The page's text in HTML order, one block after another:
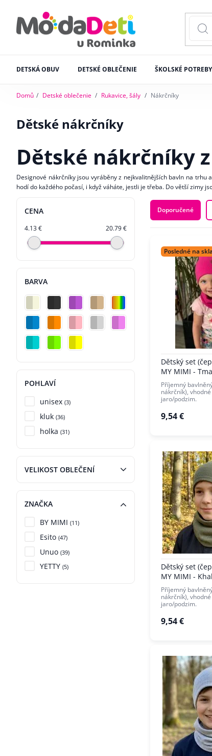
DETSKÁ OBUV DETSKÉ OBLEČENIE ŠKOLSKÉ POTREBY
Domů Detské oblečenie Rukavice, šály Nákrčníky
Dětské nákrčníky
Dětské nákrčníky
Designové nákrčníky jsou vyráběny z nejkvalitnějších bavln na
hodí do každého počasí, i když váháte, jestli je třeba. Do větší zimy
CENA
4.13 € 20.79 €
BARVA
POHLAVÍ
unisex (3)
kluk (36)
holka (31)
VELIKOST OBLEČENÍ
ZNAČKA
BY MIMI (11)
Esito (47)
Unuo (39)
YETTY (5)
Doporučené
Posledné na
Dětský set
MY MIMI -
Příjemný
nákrčník),
jaro/podzim.
9,54 €
Dětský set
MY MIMI -
Příjemný
nákrčník),
jaro/podzim.
9,54 €